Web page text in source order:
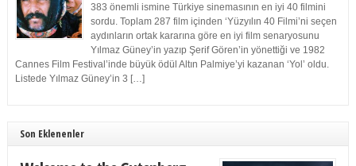
383 önemli ismine Türkiye sinemasının en iyi 40 filmini
sordu. Toplam 287 film içinden ‘Yüzyılın 40 Filmi’ni seçen
aydınların ortak kararına göre en iyi film senaryosunu
Yılmaz Güney’in yazıp Şerif Gören’in yönettiği ve 1982
Cannes Film Festival’inde büyük ödül Altın Palmiye’yi kazanan ‘Yol’ oldu.
Listede Yılmaz Güney’in 3 […]
Son Eklenenler